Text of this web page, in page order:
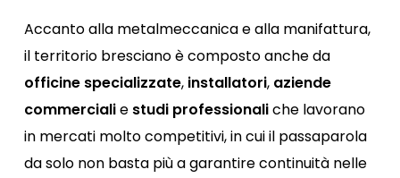
Accanto alla metalmeccanica e alla manifattura,
il territorio bresciano è composto anche da
officine specializzate, installatori, aziende
commercialie studi professionaliche lavorano
in mercati molto competitivi, in cui il passaparola
da solo non basta più a garantire continuità nelle